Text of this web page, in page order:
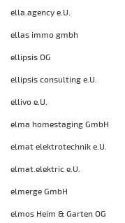
ella.agency e.U.
ellas immo gmbh
ellipsis OG
ellipsis consulting e.U.
ellivo e.U.
elma homestaging GmbH
elmat elektrotechnik e.U.
elmat.elektric e.U.
elmerge GmbH
elmos Heim & Garten OG